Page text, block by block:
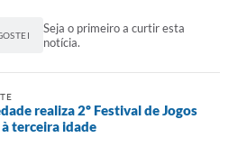
Seja o primeiro a curtir esta
notícia.
realiza 2º Festival de Jogos
terceira idade